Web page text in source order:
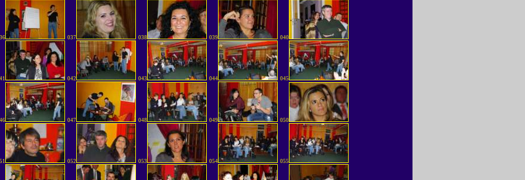
037 038 039 040
042 043 044 045
047 048 049 050
052 053 054 055